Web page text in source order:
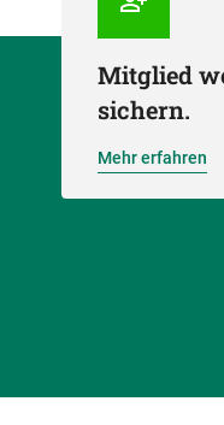
Mitglied
sichern.
Mehr erfahren